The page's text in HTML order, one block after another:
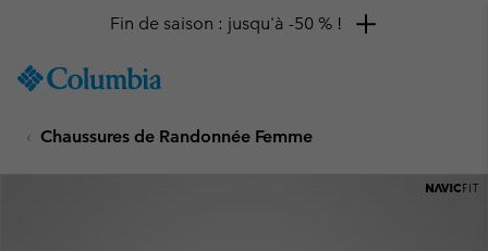
TO
SKIP
MAIN
Fin de saison : jusqu'à -50 % !
Chaussures de Randonnée Femme